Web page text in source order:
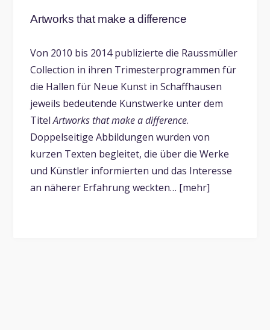
Artworks that make a difference
Von 2010 bis 2014 publizierte die Raussmüller
Collection in ihren Trimesterprogrammen für
die Hallen für Neue Kunst in Schaffhausen
jeweils bedeutende Kunstwerke unter dem
TitelArtworks that make a difference.
Doppelseitige Abbildungen wurden von
kurzen Texten begleitet, die über die Werke
und Künstler informierten und das Interesse
an näherer Erfahrung weckten… [mehr]